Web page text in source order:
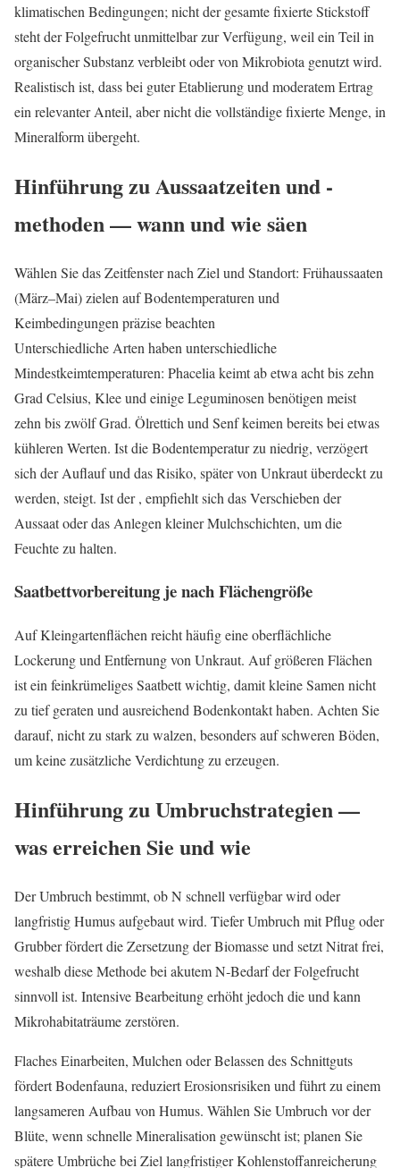
klimatischen Bedingungen; nicht der gesamte fixierte Stickstoff
steht der Folgefrucht unmittelbar zur Verfügung, weil ein Teil in
organischer Substanz verbleibt oder von Mikrobiota genutzt wird.
Realistisch ist, dass bei guter Etablierung und moderatem Ertrag
ein relevanter Anteil, aber nicht die vollständige fixierte Menge, in
Mineralform übergeht.
Hinführung zu Aussaatzeiten und -
methoden — wann und wie säen
Wählen Sie das Zeitfenster nach Ziel und Standort: Frühaussaaten
(März–Mai) zielen auf Bodentemperaturen und
Keimbedingungen präzise beachten
Unterschiedliche Arten haben unterschiedliche
Mindestkeimtemperaturen: Phacelia keimt ab etwa acht bis zehn
Grad Celsius, Klee und einige Leguminosen benötigen meist
zehn bis zwölf Grad. Ölrettich und Senf keimen bereits bei etwas
kühleren Werten. Ist die Bodentemperatur zu niedrig, verzögert
sich der Auflauf und das Risiko, später von Unkraut überdeckt zu
werden, steigt. Ist der , empfiehlt sich das Verschieben der
Aussaat oder das Anlegen kleiner Mulchschichten, um die
Feuchte zu halten.
Saatbettvorbereitung je nach Flächengröße
Auf Kleingartenflächen reicht häufig eine oberflächliche
Lockerung und Entfernung von Unkraut. Auf größeren Flächen
ist ein feinkrümeliges Saatbett wichtig, damit kleine Samen nicht
zu tief geraten und ausreichend Bodenkontakt haben. Achten Sie
darauf, nicht zu stark zu walzen, besonders auf schweren Böden,
um keine zusätzliche Verdichtung zu erzeugen.
Hinführung zu Umbruchstrategien —
was erreichen Sie und wie
Der Umbruch bestimmt, ob N schnell verfügbar wird oder
langfristig Humus aufgebaut wird. Tiefer Umbruch mit Pflug oder
Grubber fördert die Zersetzung der Biomasse und setzt Nitrat frei,
weshalb diese Methode bei akutem N‑Bedarf der Folgefrucht
sinnvoll ist. Intensive Bearbeitung erhöht jedoch die und kann
Mikrohabitaträume zerstören.
Flaches Einarbeiten, Mulchen oder Belassen des Schnittguts
fördert Bodenfauna, reduziert Erosionsrisiken und führt zu einem
langsameren Aufbau von Humus. Wählen Sie Umbruch vor der
Blüte, wenn schnelle Mineralisation gewünscht ist; planen Sie
spätere Umbrüche bei Ziel langfristiger Kohlenstoffanreicherung